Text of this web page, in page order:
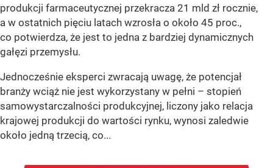
produkcji farmaceutycznej przekracza 21 mld zł rocznie,
a w ostatnich pięciu latach wzrosła o około 45 proc.,
co potwierdza, że jest to jedna z bardziej dynamicznych
gałęzi przemysłu.
Jednocześnie eksperci zwracają uwagę, że potencjał
branży wciąż nie jest wykorzystany w pełni – stopień
samowystarczalności produkcyjnej, liczony jako relacja
krajowej produkcji do wartości rynku, wynosi zaledwie
około jedną trzecią, co...